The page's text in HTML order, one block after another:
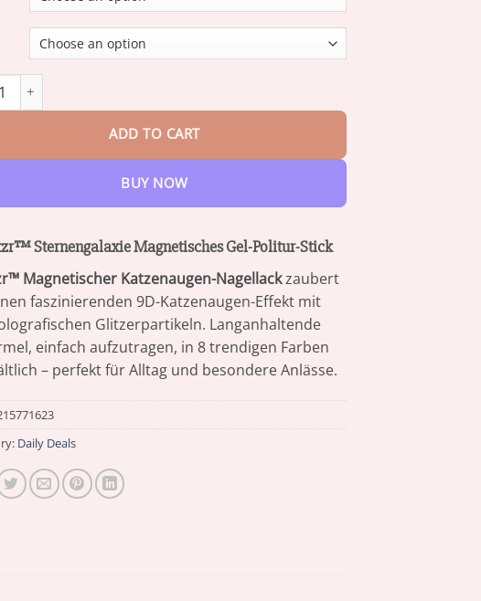
through
$47.95
Sternengalaxie Magnetisches Gel-Politur-Stick quantity
ADD TO CART
BUY NOW
Sternengalaxie Magnetisches Gel-Politur-Stick
Magnetischer Katzenaugen-Nagellackzaubert
faszinierenden 9D-Katzenaugen-Effekt mit
Glitzerpartikeln. Langanhaltende
einfach aufzutragen, in 8 trendigen Farben
– perfekt für Alltag und besondere Anlässe.
Daily Deals